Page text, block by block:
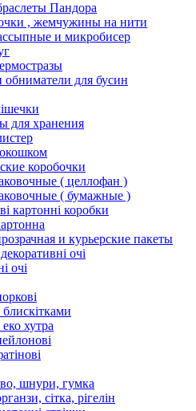
Пандора
, жемчужины на нити
и микробисер
для бусин
для хранения
коробочки
( целлофан )
( бумажные )
картонні коробки
и курьерские пакеты
очі
очі
хутра
шнури, гумка
сітка, рігелін